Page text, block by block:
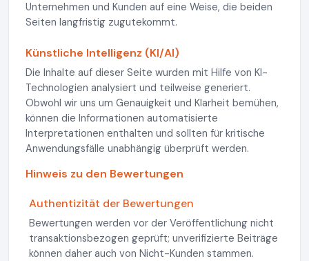
Unternehmen und Kunden auf eine Weise, die beiden
Seiten langfristig zugutekommt.
Künstliche Intelligenz (KI/AI)
Die Inhalte auf dieser Seite wurden mit Hilfe von KI-
Technologien analysiert und teilweise generiert.
Obwohl wir uns um Genauigkeit und Klarheit bemühen,
können die Informationen automatisierte
Interpretationen enthalten und sollten für kritische
Anwendungsfälle unabhängig überprüft werden.
Hinweis zu den Bewertungen
Authentizität der Bewertungen
Bewertungen werden vor der Veröffentlichung nicht
transaktionsbezogen geprüft; unverifizierte Beiträge
können daher auch von Nicht-Kunden stammen.